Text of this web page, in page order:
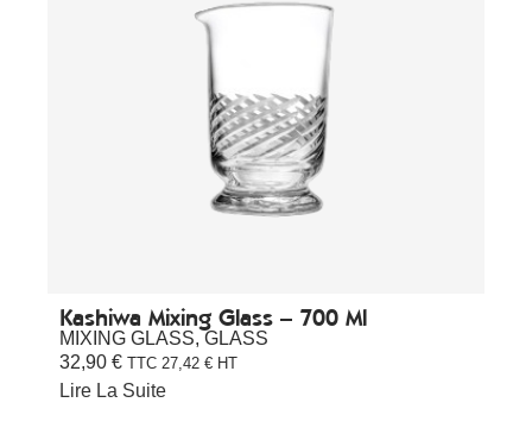
Kashiwa Mixing Glass – 700 Ml
MIXING GLASS, GLASS
32,90 € TTC 27,42 € HT
Lire La Suite